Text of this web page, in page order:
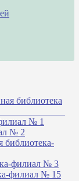
библиотека
№ 1
№ 2
библиотека-
филиал № 3
филиал № 15